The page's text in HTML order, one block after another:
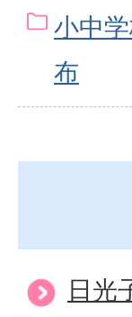
小中
布
日光